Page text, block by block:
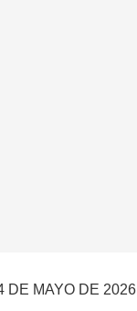
DE MAYO DE 2026